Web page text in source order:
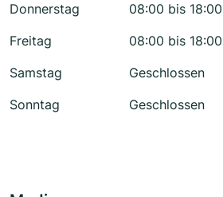
Donnerstag
08:00 bis 18:00
Freitag
08:00 bis 18:00
Samstag
Geschlossen
Sonntag
Geschlossen